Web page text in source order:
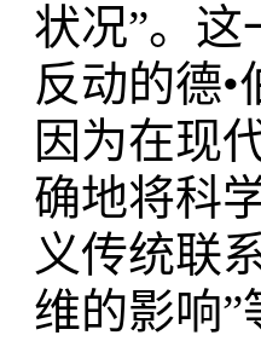
状况”。
反动的德
因为在现
确地将科
义传统联
维的影响”